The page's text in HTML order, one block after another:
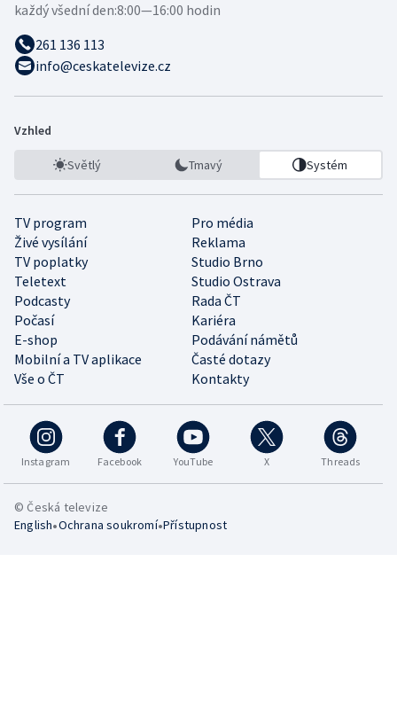
každý všední den:8:00—16:00 hodin
261 136 113
info@ceskatelevize.cz
Vzhled
Světlý Tmavý Systém
TV program
Pro média
Živé vysílání
Reklama
TV poplatky
Studio Brno
Teletext
Studio Ostrava
Podcasty
Rada ČT
Počasí
Kariéra
E-shop
Podávání námětů
Mobilní a TV aplikace
Časté dotazy
Vše o ČT
Kontakty
Instagram Facebook YouTube X Threads
© Česká televize
English•Ochrana soukromí•Přístupnost